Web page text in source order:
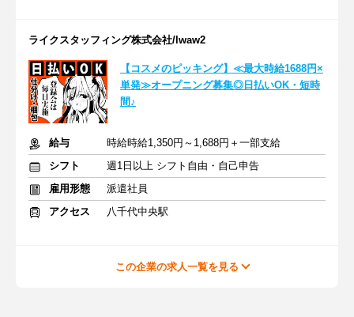
ライクスタッフィング株式会社/lwaw2
【コスメのピッキング】≪最大時給1688円×
単発≫オープニング募集◎日払いOK・短時
間♪
給与
時給時給1,350円～1,688円＋一部支給
シフト
週1日以上 シフト自由・自己申告
雇用形態
派遣社員
アクセス
八千代中央駅
この企業の求人一覧を見る